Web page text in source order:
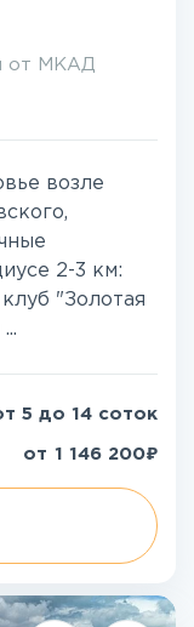
от МКАД
возле
2-3 км:
"Золотая
5 до 14 соток
от 1 146 200₽